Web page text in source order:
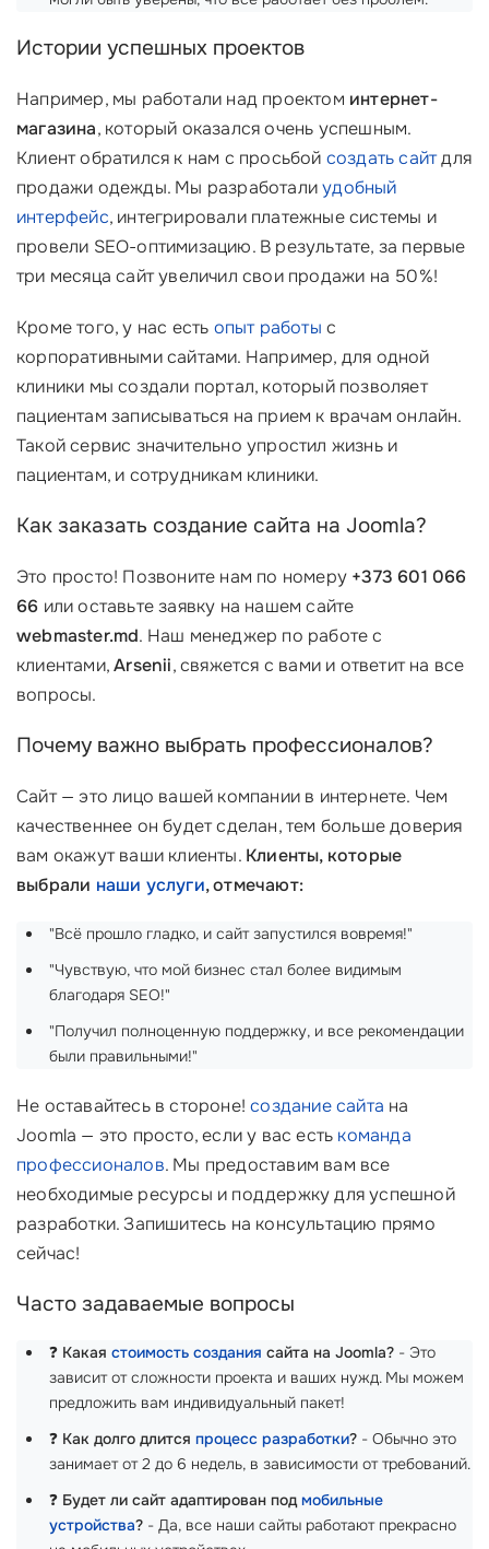
Истории успешных проектов
Например, мы работали над проектом интернет-
магазина, который оказался очень успешным.
Клиент обратился к нам с просьбой создать сайтдля
продажи одежды. Мы разработалиудобный
интерфейс, интегрировали платежные системы и
провели SEO-оптимизацию. В результате, за первые
три месяца сайт увеличил свои продажи на 50%!
Кроме того, у нас есть опыт работы с
корпоративными сайтами. Например, для одной
клиники мы создали портал, который позволяет
пациентам записываться на прием к врачам онлайн.
Такой сервис значительно упростил жизнь и
пациентам, и сотрудникам клиники.
Как заказать создание сайта на Joomla?
Это просто! Позвоните нам по номеру +373 601 066
66 или оставьте заявку на нашем сайте
webmaster.md. Наш менеджер по работе с
клиентами,Arsenii, свяжется с вами и ответит на все
вопросы.
Почему важно выбрать профессионалов?
Сайт — это лицо вашей компании в интернете. Чем
качественнее он будет сделан, тем больше доверия
вам окажут ваши клиенты. Клиенты, которые
выбрали наши услуги, отмечают:
"Всё прошло гладко, и сайт запустился вовремя!"
"Чувствую, что мой бизнес стал более видимым
благодаря SEO!"
"Получил полноценную поддержку, и все рекомендации
были правильными!"
Не оставайтесь в стороне!создание сайта на
Joomla — это просто, если у вас есть команда
профессионалов. Мы предоставим вам все
необходимые ресурсы и поддержку для успешной
разработки. Запишитесь на консультацию прямо
сейчас!
Часто задаваемые вопросы
❓ Какая стоимость создания сайта на Joomla? - Это
зависит от сложности проекта и ваших нужд. Мы можем
предложить вам индивидуальный пакет!
❓ Как долго длится процесс разработки? - Обычно это
занимает от 2 до 6 недель, в зависимости от требований.
❓ Будет ли сайт адаптирован подмобильные
устройства? - Да, все наши сайты работают прекрасно